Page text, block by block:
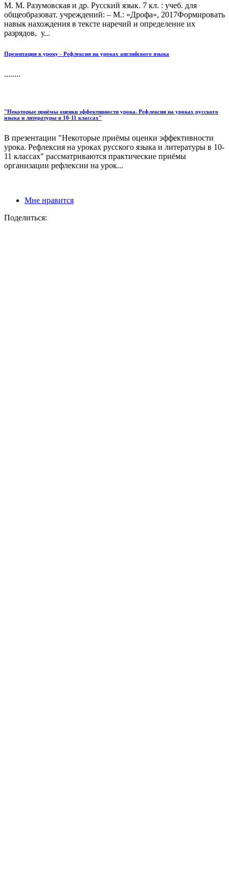
М. М. Разумовская и др. Русский язык. 7 кл. : учеб. для
общеобразоват. учреждений: – М.: «Дрофа», 2017Формировать
навык нахождения в тексте наречий и определение их
разрядов, у...
Презентация к уроку - Рефлексия на уроках английского языка
........
"Некоторые приёмы оценки эффективности урока. Рефлексия на уроках русского
языка и литературы в 10-11 классах"
В презентации "Некоторые приёмы оценки эффективности
урока. Рефлексия на уроках русского языка и литературы в 10-
11 классах" рассматриваются практические приёмы
организации рефлексии на урок...
Мне нравится
Поделиться: